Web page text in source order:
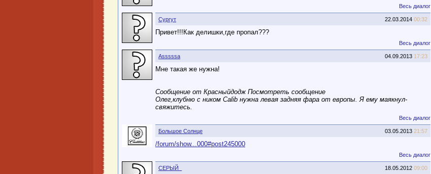
Весь диалог
22.03.2014 00:32
Сургут
Привет!!!Как делишки,где пропал???
Весь диалог
04.09.2013 17:23
Asssssa
Мне такая же нужна!
Сообщение от Красныйдодж Посмотреть сообщение
Олег,клубню с ником Calib нужна левая задняя фара от европы. Я ему маякнул-
свяжитесь.
Весь диалог
03.05.2013 21:57
Большое Солнце
/forum/show...000#post245000
Весь диалог
18.05.2012 09:00
СЕРЫЙ_